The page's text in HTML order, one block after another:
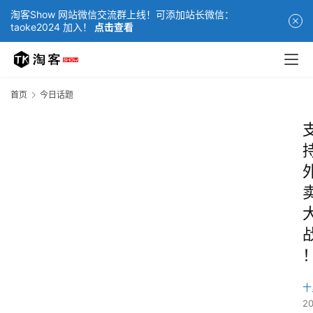
淘客Show 网站微信交流群上线！可添加站长微信：
taoke2024 加入！
点击查看
首页 今日话题